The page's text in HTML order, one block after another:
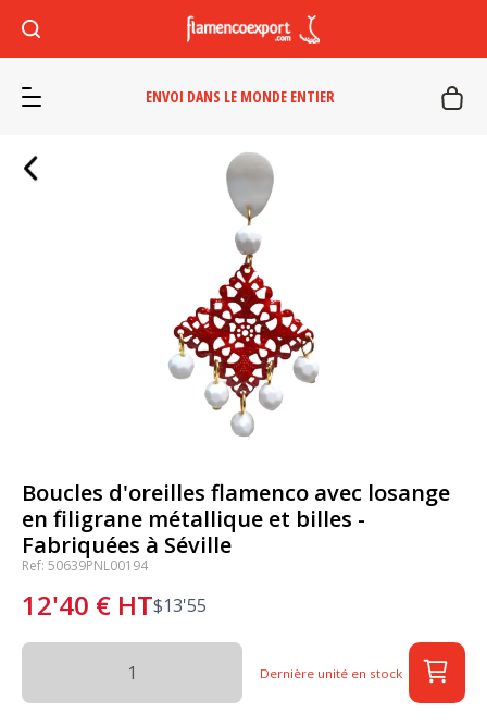
ENVOI DANS LE MONDE ENTIER
Boucles d'oreilles flamenco avec losange
en filigrane métallique et billes -
Fabriquées à Séville
Ref: 50639PNL00194
12'40 € HT$13'55
Dernière unité en stock